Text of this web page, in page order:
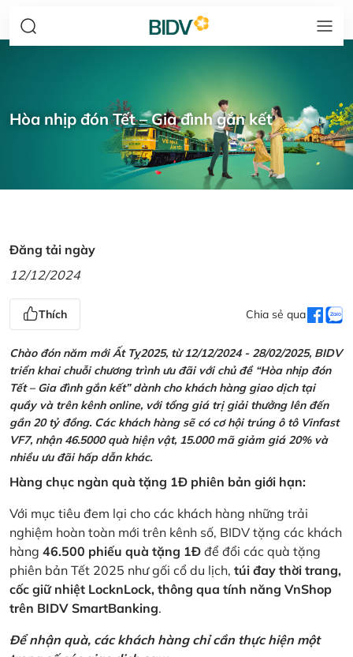
Hòa nhịp đón Tết – Gia đình gắn kết
Đăng tải ngày
12/12/2024
Thích Chia sẻ qua
Chào đón năm mới Ất Tỵ2025, từ 12/12/2024 - 28/02/2025, BIDV
triển khai chuỗi chương trình ưu đãi với chủ đề “Hòa nhịp đón
Tết – Gia đình gắn kết” dành cho khách hàng giao dịch tại
quầy và trên kênh online, với tổng giá trị giải thưởng lên đến
gần 20 tỷ đồng. Các khách hàng sẽ có cơ hội trúng ô tô Vinfast
VF7, nhận 46.5000 quà hiện vật, 15.000 mã giảm giá 20% và
nhiều ưu đãi hấp dẫn khác.
Hàng chục ngàn quà tặng 1Đ phiên bản giới hạn:
Với mục tiêu đem lại cho các khách hàng những trải
nghiệm hoàn toàn mới trên kênh số, BIDV tặng các khách
hàng 46.500 phiếu quà tặng 1Đ để đổi các quà tặng
phiên bản Tết 2025 như gối cổ du lịch, túi đay thời trang,
cốc giữ nhiệt LocknLock, thông qua tính năng VnShop
trên BIDV SmartBanking.
Để nhận quà, các khách hàng chỉ cần thực hiện một